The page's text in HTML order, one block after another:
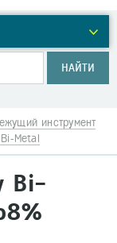
НАЙТИ
инструмент
Metal
Bi-